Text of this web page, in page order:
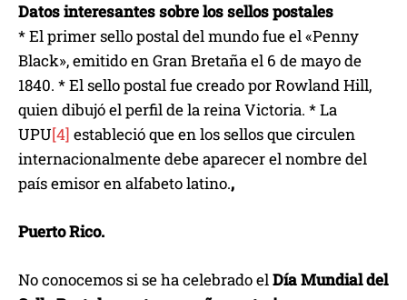
Datos interesantes sobre los sellos postales
* El primer sello postal del mundo fue el «Penny
Black», emitido en Gran Bretaña el 6 de mayo de
1840. * El sello postal fue creado por Rowland Hill,
quien dibujó el perfil de la reina Victoria. * La
UPU[4] estableció que en los sellos que circulen
internacionalmente debe aparecer el nombre del
país emisor en alfabeto latino.,
Puerto Rico.
No conocemos si se ha celebrado elDía Mundial del